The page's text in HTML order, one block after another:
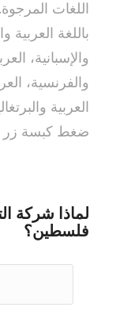
اللغات
باللغة العربية
والإسبانية،
والفرنسية،
العربية
ضغط كبسة زر
لماذا شركة
فلسطين؟